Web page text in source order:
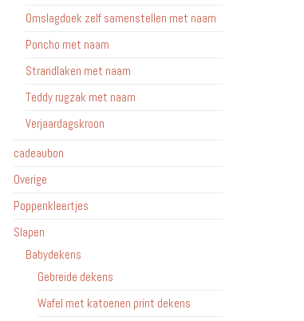
Omslagdoek zelf samenstellen met naam
Poncho met naam
Strandlaken met naam
Teddy rugzak met naam
Verjaardagskroon
cadeaubon
Overige
Poppenkleertjes
Slapen
Babydekens
Gebreide dekens
Wafel met katoenen print dekens